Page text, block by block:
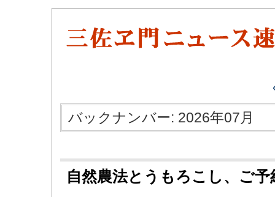
バックナンバー: 2026年07月
自然農法とうもろこし、ご